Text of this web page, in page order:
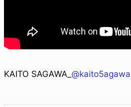
KAITO SAGAWA_ @kaito5agawa